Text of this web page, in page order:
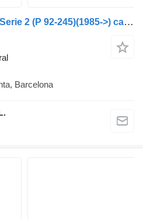
Luna lateral para Scania Serie 2 (P 92-245)(1985->) camión
Barcelona